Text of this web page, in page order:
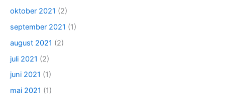
oktober 2021 (2)
september 2021 (1)
august 2021 (2)
juli 2021 (2)
juni 2021 (1)
mai 2021 (1)